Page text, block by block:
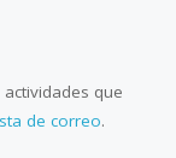
que
de correo.